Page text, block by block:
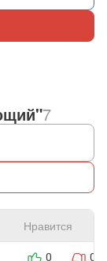
7
Нравится
0 0